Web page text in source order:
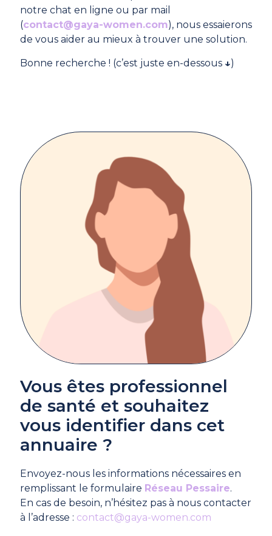
notre chat en ligne ou par mail
(contact@gaya-women.com), nous essaierons
de vous aider au mieux à trouver une solution.
Bonne recherche ! (c’est juste en-dessous ↓)
Vous êtes professionnel
de santé et souhaitez
vous identifier dans cet
annuaire ?
Envoyez-nous les informations nécessaires en
remplissant le formulaire Réseau Pessaire.
En cas de besoin, n’hésitez pas à nous contacter
à l’adresse : contact@gaya-women.com